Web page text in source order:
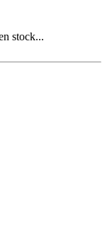
stock...